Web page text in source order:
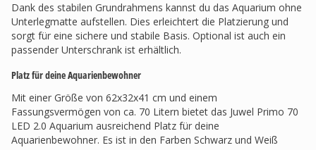
Dank des stabilen Grundrahmens kannst du das Aquarium ohne
Unterlegmatte aufstellen. Dies erleichtert die Platzierung und
sorgt für eine sichere und stabile Basis. Optional ist auch ein
passender Unterschrank ist erhältlich.
Platz für deine Aquarienbewohner
Mit einer Größe von 62x32x41 cm und einem
Fassungsvermögen von ca. 70 Litern bietet das Juwel Primo 70
LED 2.0 Aquarium ausreichend Platz für deine
Aquarienbewohner. Es ist in den Farben Schwarz und Weiß